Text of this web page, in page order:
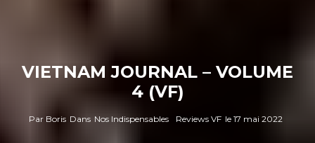
VIETNAM JOURNAL – VOLUME
4 (VF)
Par Boris Dans Nos Indispensables Reviews VF le 17 mai 2022